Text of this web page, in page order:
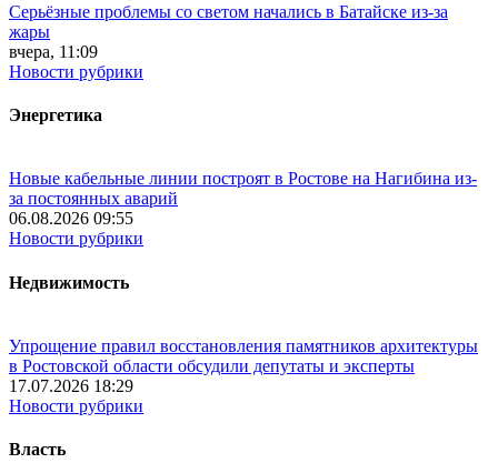
Серьёзные проблемы со светом начались в Батайске из-за
жары
вчера, 11:09
Новости рубрики
Энергетика
Новые кабельные линии построят в Ростове на Нагибина из-
за постоянных аварий
06.08.2026 09:55
Новости рубрики
Недвижимость
Упрощение правил восстановления памятников архитектуры
в Ростовской области обсудили депутаты и эксперты
17.07.2026 18:29
Новости рубрики
Власть